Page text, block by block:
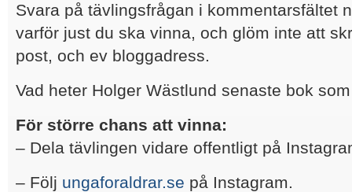
Svara på tävlingsfrågan i kommentarsfältet
varför just du ska vinna, och glöm inte att
post, och ev bloggadress.
Vad heter Holger Wästlund senaste bok
För större chans att vinna:
– Dela tävlingen vidare offentligt på
– Följ ungaforaldrar.se på Instagram.